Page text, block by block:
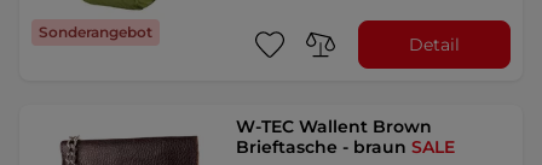
Sonderangebot
Detail
W-TEC Wallent Brown
Brieftasche - braunSALE